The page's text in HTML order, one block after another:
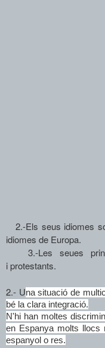
2.-Els seus idiomes
idiomes de Europa.
3.-Les seues
i protestants.
2.- Una situació de
bé la clara integració.
N'hi han moltes
en Espanya molts llocs
espanyol o res.